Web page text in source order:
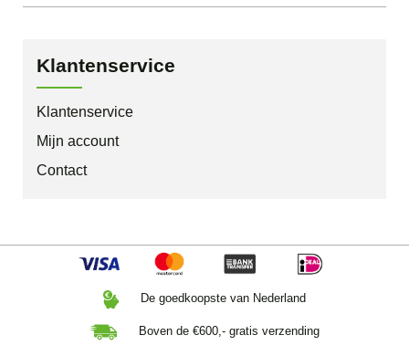
Klantenservice
Klantenservice
Mijn account
Contact
De goedkoopste van Nederland
Boven de €600,- gratis verzending